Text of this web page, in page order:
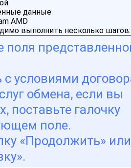
данные
AMD
выполнить несколько шагов:
поля
с условиями
обмена, если вы
поставьте галочку
поле.
«Продолжить» или